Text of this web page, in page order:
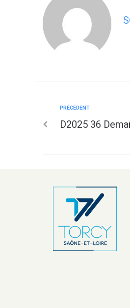
PRÉCÉDENT
D2025 36